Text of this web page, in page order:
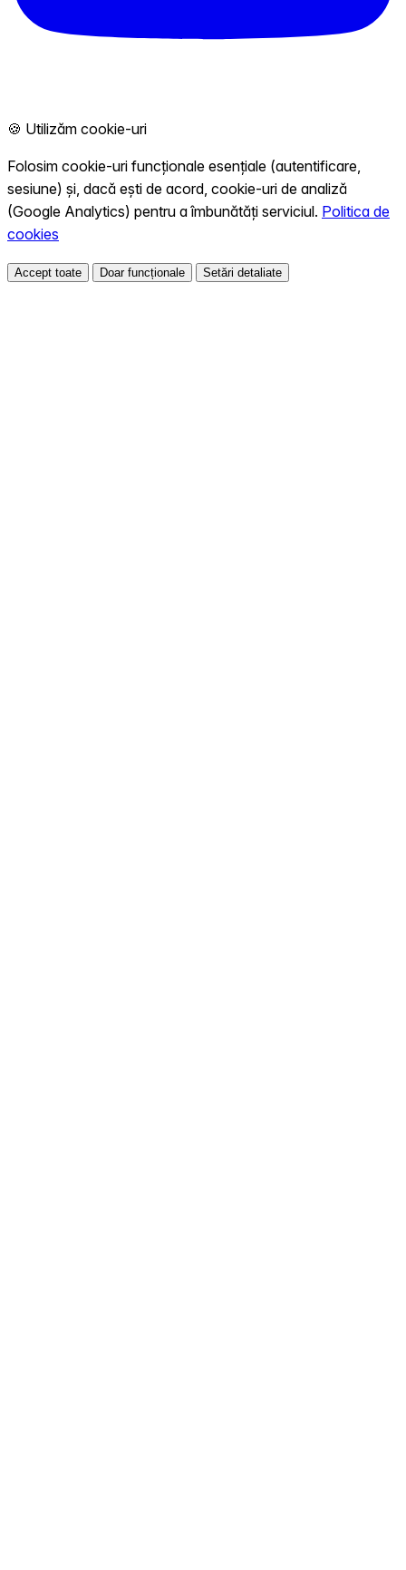
🍪 Utilizăm cookie-uri
Folosim cookie-uri funcționale esențiale (autentificare,
sesiune) și, dacă ești de acord, cookie-uri de analiză
(Google Analytics) pentru a îmbunătăți serviciul. Politica de
cookies
Accept toate Doar funcționale Setări detaliate